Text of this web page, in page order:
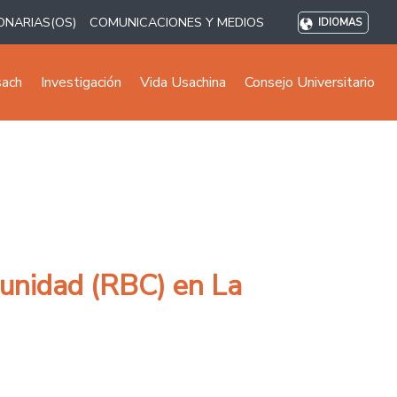
COMUNICACIONES Y MEDIOS IDIOMAS
Investigación Vida Usachina Consejo Universitario
(RBC) en La